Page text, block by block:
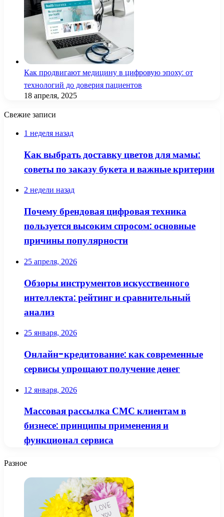
Как продвигают медицину в цифровую эпоху: от
технологий до доверия пациентов
18 апреля, 2025
Свежие записи
1 неделя назад
Как выбрать доставку цветов для мамы:
советы по заказу букета и важные критерии
2 недели назад
Почему брендовая цифровая техника
пользуется высоким спросом: основные
причины популярности
25 апреля, 2026
Обзоры инструментов искусственного
интеллекта: рейтинг и сравнительный
анализ
25 января, 2026
Онлайн-кредитование: как современные
сервисы упрощают получение денег
12 января, 2026
Массовая рассылка СМС клиентам в
бизнесе: принципы применения и
функционал сервиса
Разное